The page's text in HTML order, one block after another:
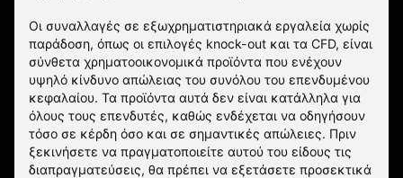
Οι συναλλαγές σε εξωχρηματιστηριακά εργαλεία χωρίς
παράδοση, όπως οι επιλογές knock-out και τα CFD, είναι
σύνθετα χρηματοοικονομικά προϊόντα που ενέχουν
υψηλό κίνδυνο απώλειας του συνόλου του επενδυμένου
κεφαλαίου. Τα προϊόντα αυτά δεν είναι κατάλληλα για
όλους τους επενδυτές, καθώς ενδέχεται να οδηγήσουν
τόσο σε κέρδη όσο και σε σημαντικές απώλειες. Πριν
ξεκινήσετε να πραγματοποιείτε αυτού του είδους τις
διαπραγματεύσεις, θα πρέπει να εξετάσετε προσεκτικά